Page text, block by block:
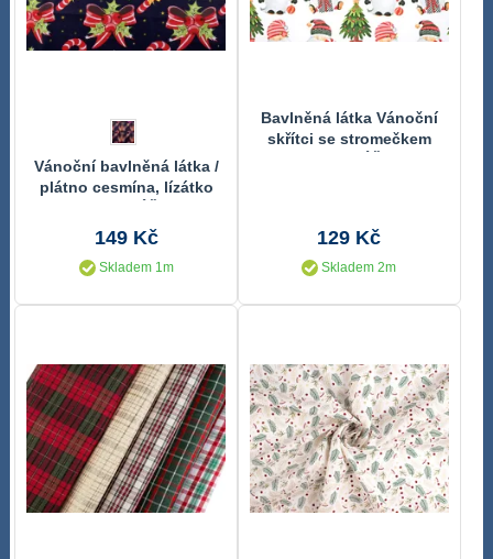
Vánoční bavlněná látka /
plátno cesmína, lízátko
149 Kč
Skladem 1m
Bavlněná látka Vánoční
skřítci se stromečkem
129 Kč
Skladem 2m